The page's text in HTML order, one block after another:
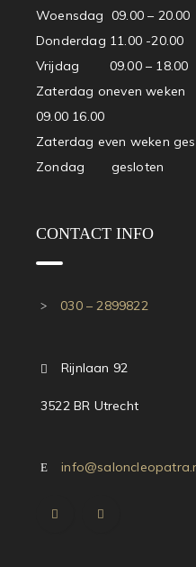
Woensdag 09.00 – 20.00
Donderdag 11.00 -20.00
Vrijdag 09.00 – 18.00
Zaterdag oneven weken
09.00 16.00
Zaterdag even weken
Zondag gesloten
CONTACT INFO
030 – 2899822
Rijnlaan 92
3522 BR Utrecht